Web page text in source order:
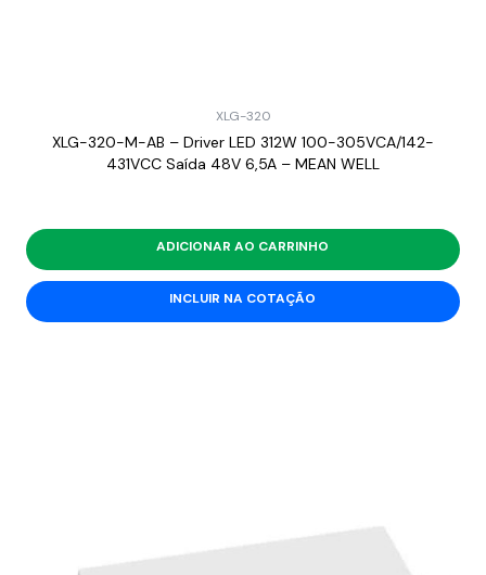
XLG-320
XLG-320-M-AB – Driver LED 312W 100-305VCA/142-
431VCC Saída 48V 6,5A – MEAN WELL
ADICIONAR AO CARRINHO
INCLUIR NA COTAÇÃO